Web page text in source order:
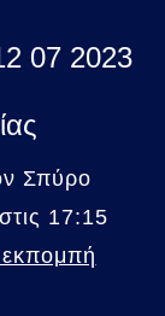
07 2023
Σπύρο
17:15
εκπομπή